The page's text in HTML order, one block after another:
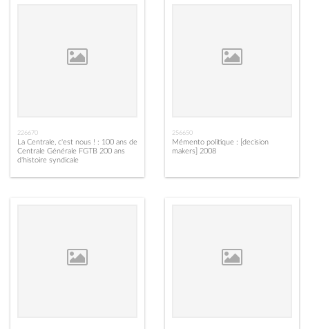
226670
La Centrale, c'est nous ! : 100 ans de
Centrale Générale FGTB 200 ans
d'histoire syndicale
256650
Mémento politique : [decision
makers] 2008